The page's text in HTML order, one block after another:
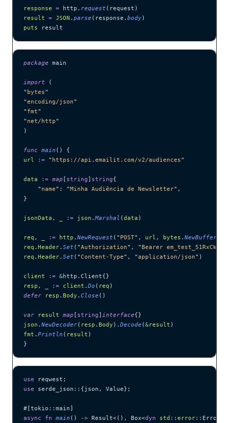
response = http. request (request)
result = JSON . parse (response. body)
puts result
package main
import (
" bytes"
"encoding/json"
" fmt"
" net/http"
)
func main () {
url
:= " https://api.emailit.com/v2/audiences"
data := map [ string] string{
    "
name" : "Minha Audiência de Newsletter" ,
}
jsonData , := json . Marshal (data )
req , := http . NewRequest ( " POST" , url , bytes . NewBuffer
req . Header. Set ( "Authorization" , "Bearer
req . Header. Set ( "Content-Type" , "application/json" )
client := &http.Client{}
resp , := client . Do ( req )
defer resp . Body . Close ()
var result map [ string] interface{}
json . NewDecoder( resp . Body ). Decode (&result )
fmt . Println ( result )
}
use reqwest;
use serde_json :: {json, Value};
#[tokio :: main]
async fn main () -> Result<(), Box<dyn std :: error::